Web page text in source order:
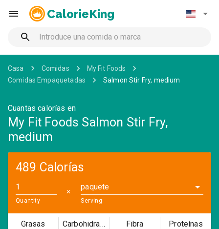
CalorieKing
Casa Comidas
My Fit Foods
Comidas Empaquetadas
Salmon Stir Fry, medium
Cuantas calorías en
My Fit Foods Salmon Stir Fry,
medium
489 Calorías
Quantity
✕
paquete
Serving
Grasas Carbohidratos Fibra Proteínas